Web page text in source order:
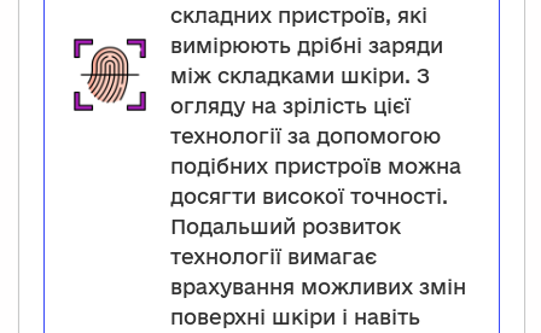
складних пристроїв, які
вимірюють дрібні заряди
між складками шкіри. З
огляду на зрілість цієї
технології за допомогою
подібних пристроїв можна
досягти високої точності.
Подальший розвиток
технології вимагає
врахування можливих змін
поверхні шкіри і навіть